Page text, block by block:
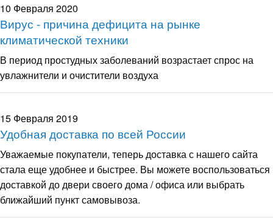
10 Февраля 2020
Вирус - причина дефицита на рынке
климатической техники
В период простудных заболеваний возрастает спрос на
увлажнители и очистители воздуха
15 Февраля 2019
Удобная доставка по всей России
Уважаемые покупатели, теперь доставка с нашего сайта
стала еще удобнее и быстрее. Вы можете воспользоваться
доставкой до двери своего дома / офиса или выбрать
ближайший пункт самовывоза.